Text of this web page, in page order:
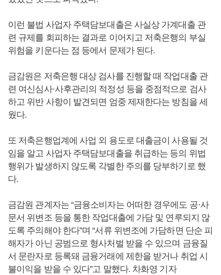
이런 불법 사업자 주택담보대출은 사실상 가계대출 관
련 규제를 회피하는 결과로 이어지고 저축은행의 부실
위험을 키운다는 점 등에서 문제가 된다.
금감원은 저축은행 대상 검사를 진행할 때 작업대출 관
련 여신심사·사후관리의 적정성 등을 중점적으로 검사
하고 위반 사항이 발견되면 엄중 제재한다는 방침을 세
웠다.
또 저축은행업계에 사업 외 용도로 대출금이 사용될 것
임을 알고 사업자 주택담보대출을 취급하는 등의 위법
행위가 발생하지 않도록 각별한 주의를 당부하기로 했
다.
금감원 관계자는 “금융소비자는 어떠한 경우에도 공·사
문서 위변조 등을 통한 작업대출에 가담 및 연루되지 않
도록 주의해야 한다”며 “서류 위변조에 가담하면 단순 피
해자가 아닌 공범으로 형사처벌 받을 수 있으며 금융질
서 문란자로 등록돼 금융거래에 제한을 받거나 취업 시
불이익을 받을 수 있다”고 말했다. 차화영 기자